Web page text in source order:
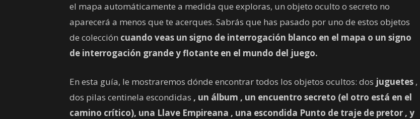
el mapa automáticamente a medida que exploras, un objeto oculto o secreto no
aparecerá a menos que te acerques. Sabrás que has pasado por uno de estos objetos
de colección cuando veas un signo de interrogación blanco en el mapa o un signo
de interrogación grande y flotante en el mundo del juego.
En esta guía, le mostraremos dónde encontrar todos los objetos ocultos: dos juguetes ,
dos pilas centinela escondidas , un álbum , un encuentro secreto (el otro está en el
camino crítico), una Llave Empireana , una escondida Punto de traje de pretor , y